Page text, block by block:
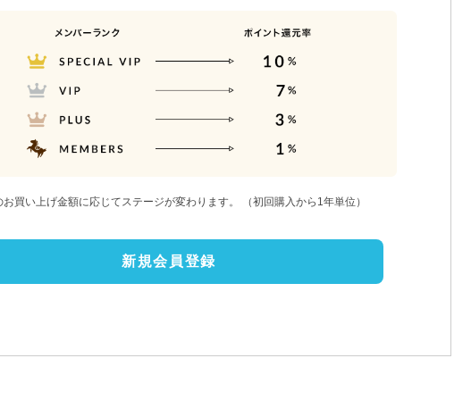
お買い上げ金額に応じてステージが変わります。 （初回購入から1年単位）
新規会員登録